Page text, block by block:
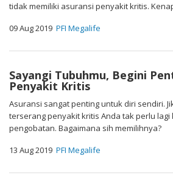
tidak memiliki asuransi penyakit kritis.
09 Aug 2019 PFI Megalife
Sayangi Tubuhmu, Begini
Penyakit Kritis
Asuransi sangat penting untuk diri sendiri.
terserang penyakit kritis Anda tak perlu
pengobatan. Bagaimana sih memilihnya?
13 Aug 2019 PFI Megalife